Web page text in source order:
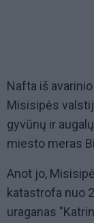
Nafta iš
Misisipės
gyvūnų ir
miesto meras
Anot jo,
katastrofa nuo
uraganas